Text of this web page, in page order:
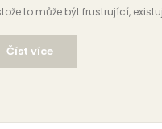
to může být frustrující,
jak tento problém řešit.
vaper's tongue a jak mu
jak oživit svoje chuťové buňky.
Číst více